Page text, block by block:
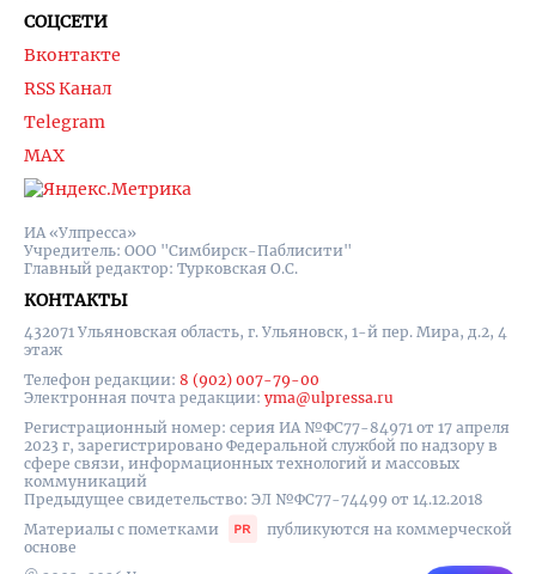
ИА «Улпресса»
Учредитель: ООО "Симбирск-Паблисити"
Главный редактор: Турковская О.С.
КОНТАКТЫ
432071 Ульяновская область, г. Ульяновск, 1-й пер. Мира, д.2, 4
этаж
Телефон редакции: 8 (902) 007-79-00
Электронная почта редакции: yma@ulpressa.ru
Регистрационный номер: серия ИА №ФС77-84971 от 17 апреля
2023 г, зарегистрировано Федеральной службой по надзору в
сфере связи, информационных технологий и массовых
коммуникаций
Предыдущее свидетельство: ЭЛ №ФС77-74499 от 14.12.2018
Материалы с пометками
публикуются на коммерческой
основе
СОЦСЕТИ
Вконтакте
RSS Канал
Telegram
MAX